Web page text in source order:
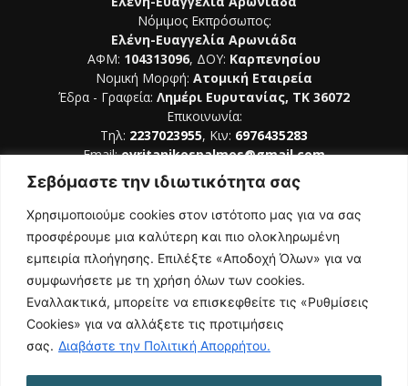
Σεβόμαστε την ιδιωτικότητα σας
Χρησιμοποιούμε cookies στον ιστότοπο μας για να σας
προσφέρουμε μια καλύτερη και πιο ολοκληρωμένη
εμπειρία πλοήγησης. Επιλέξτε «Αποδοχή Όλων» για να
συμφωνήσετε με τη χρήση όλων των cookies.
Εναλλακτικά, μπορείτε να επισκεφθείτε τις «Ρυθμίσεις
Cookies» για να αλλάξετε τις προτιμήσεις
σας. Διαβάστε την Πολιτική Απορρήτου.
Νόμιμος Εκπρόσωπος:
Ελένη-Ευαγγελία Αρωνιάδα
ΑΦΜ: 104313096, ΔΟΥ: Καρπενησίου
Νομική Μορφή: Ατομική Εταιρεία
Έδρα - Γραφεία: Λημέρι Ευρυτανίας, ΤΚ 36072
Επικοινωνία:
Τηλ: 2237023955, Κιν: 6976435283
Email:evritanikospalmos@gmail.com
ΑΚΟΛΟΥΘΗΣΕ ΜΑΣ